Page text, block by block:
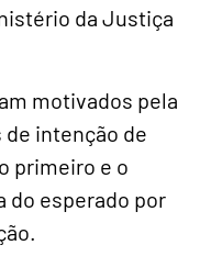
da Justiça
motivados pela
intenção de
primeiro e o
do esperado por